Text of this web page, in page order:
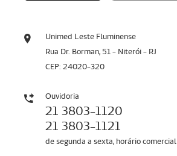
Unimed Leste Fluminense
Rua Dr. Borman, 51 - Niterói - RJ
CEP: 24020-320
Ouvidoria
21 3803-1120
21 3803-1121
de segunda a sexta, horário comercial